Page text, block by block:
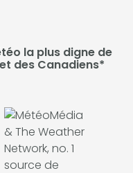
la plus digne de
des Canadiens*